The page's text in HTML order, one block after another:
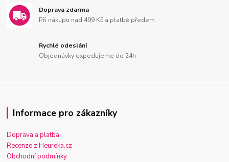
Doprava zdarma
Při nákupu nad 499 Kč a platbě předem
Rychlé odeslání
Objednávky expedujeme do 24h
Informace pro zákazníky
Doprava a platba
Recenze z Heureka.cz
Obchodní podmínky